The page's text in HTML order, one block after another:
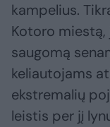
kampelius.
Kotoro miestą,
saugomą
keliautojams
ekstremalių
leistis per jį